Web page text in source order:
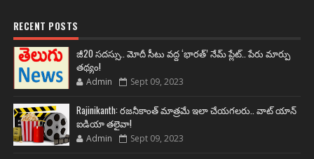
RECENT POSTS
జీ20 సదస్సు.. మోదీ సీటు వద్ద ‘భారత్’ నేమ్ ప్లేట్‌.. పేరు మార్పు
తథ్యం!
Admin Sept 09, 2023
Rajinikanth: రజనీకాంత్ మాత్రమే ఇలా చేయగలరు.. వాట్ యాన్
ఐడియా తలైవా!
Admin Sept 09, 2023